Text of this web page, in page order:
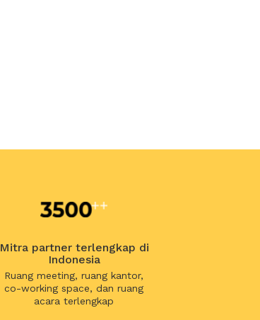
Mitra partner terlengkap di
Indonesia
Ruang meeting, ruang kantor,
co-working space, dan ruang
acara terlengkap